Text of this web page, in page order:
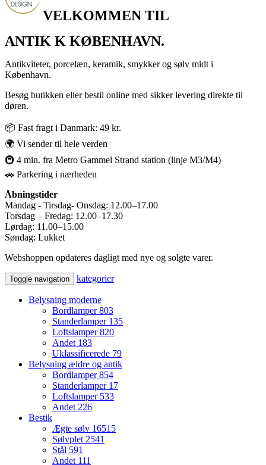
VELKOMMEN TIL
ANTIK K KØBENHAVN.
Antikviteter, porcelæn, keramik, smykker og sølv midt i
København.
Besøg butikken eller bestil online med sikker levering direkte til
døren.
📦 Fast fragt i Danmark: 49 kr.
🌍 Vi sender til hele verden
🚇 4 min. fra Metro Gammel Strand station (linje M3/M4)
🚗 Parkering i nærheden
Åbningstider
Mandag - Tirsdag- Onsdag: 12.00–17.00
Torsdag – Fredag: 12.00–17.30
Lørdag: 11.00–15.00
Søndag: Lukket
Webshoppen opdateres dagligt med nye og solgte varer.
Toggle navigation kategorier
Belysning moderne
Bordlamper803
Standerlamper 135
Loftslamper820
Andet 183
Uklassificerede 79
Belysning ældre og antik
Bordlamper854
Standerlamper 17
Loftslamper 533
Andet226
Bestik
Ægte sølv 16515
Sølvplet2541
Stål 591
Andet 111